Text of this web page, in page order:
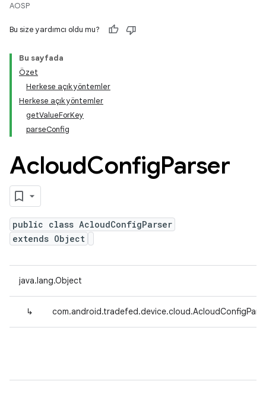
AOSP
Bu size yardımcı oldu mu?
Bu sayfada
Özet
Herkese açık yöntemler
Herkese açık yöntemler
getValueForKey
parseConfig
AcloudConfigParser
public class AcloudConfigParser
extends Object
java.lang.Object
↳